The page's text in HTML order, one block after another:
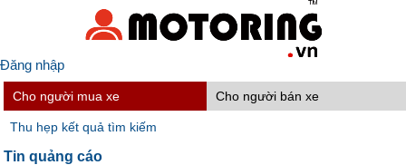
Đăng nhập
Cho người mua xe Cho người bán xe
Thu hẹp kết quả tìm kiếm
Tin quảng cáo